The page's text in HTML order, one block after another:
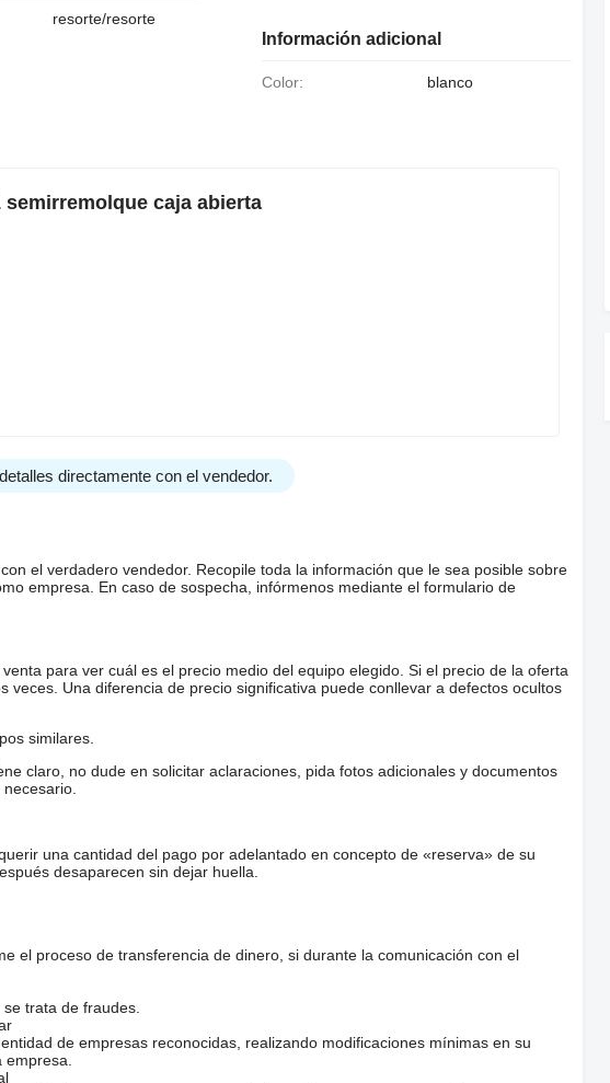
resorte/resorte
Información adicional
Color: blanco
caja abierta
directamente con el vendedor.
el verdadero vendedor. Recopile toda la información que le sea posible sobre
empresa. En caso de sospecha, infórmenos mediante el formulario de
para ver cuál es el precio medio del equipo elegido. Si el precio de la oferta
Una diferencia de precio significativa puede conllevar a defectos ocultos
similares.
claro, no dude en solicitar aclaraciones, pida fotos adicionales y documentos
una cantidad del pago por adelantado en concepto de «reserva» de su
desaparecen sin dejar huella.
el proceso de transferencia de dinero, si durante la comunicación con el
trata de fraudes.
de empresas reconocidas, realizando modificaciones mínimas en su